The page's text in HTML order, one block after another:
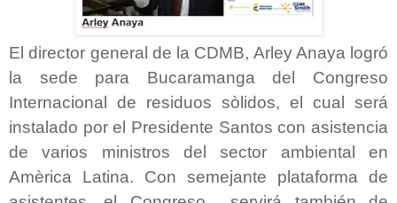
El director general de la CDMB, Arley Anaya logró
la sede para Bucaramanga del Congreso
Internacional de residuos sòlidos, el cual será
instalado por el Presidente Santos con asistencia
de varios ministros del sector ambiental en
Amèrica Latina. Con semejante plataforma de